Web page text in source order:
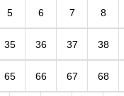
5 6 7 8
35 36 37 38
65 66 67 68